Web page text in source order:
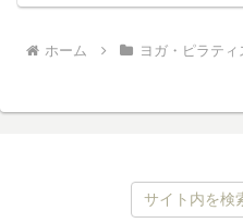
ホーム ヨガ・ピラティ